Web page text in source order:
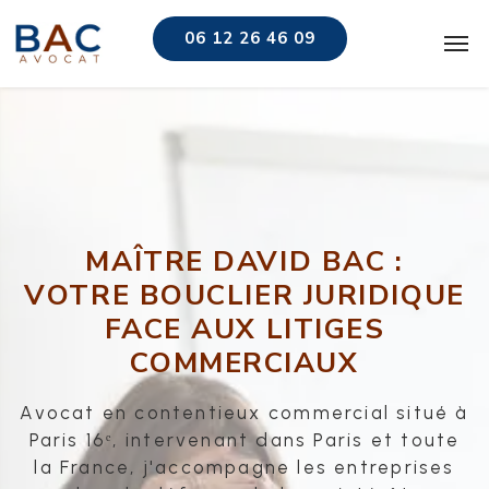
06 12 26 46 09
MAÎTRE DAVID BAC :
VOTRE BOUCLIER JURIDIQUE
FACE AUX LITIGES
COMMERCIAUX
Avocat en contentieux commercial situé à
Paris 16ᵉ, intervenant dans Paris et toute
la France, j'accompagne les entreprises